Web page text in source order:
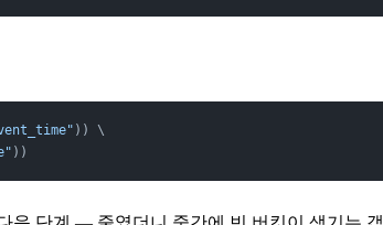
)) \
))